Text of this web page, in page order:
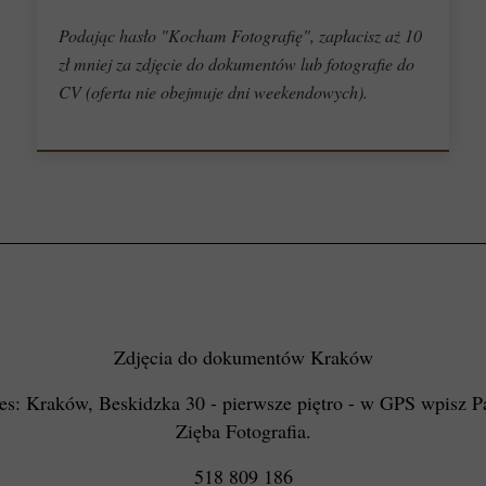
Zdjęcia do dokumentów Kraków
Kraków, Beskidzka 30 - pierwsze piętro - w GPS wpisz
Zięba Fotografia.
518 809 186
Podając hasło "Kocham Fotografię", zapłacisz aż 10
zł mniej za zdjęcie do dokumentów lub fotografie do
CV (oferta nie obejmuje dni weekendowych).